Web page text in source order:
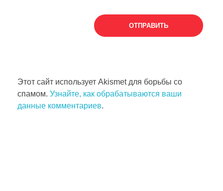
Этот сайт использует Akismet для борьбы со
спамом. Узнайте, как обрабатываются ваши
данные комментариев.